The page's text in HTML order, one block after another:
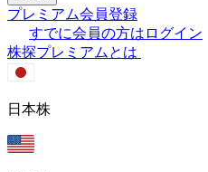
プレミアム会員登録
すでに会員の方はログイン
株探プレミアムとは
日本株